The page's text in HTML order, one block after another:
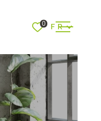
ACCUEIL
VENTES
0 Langue
FR